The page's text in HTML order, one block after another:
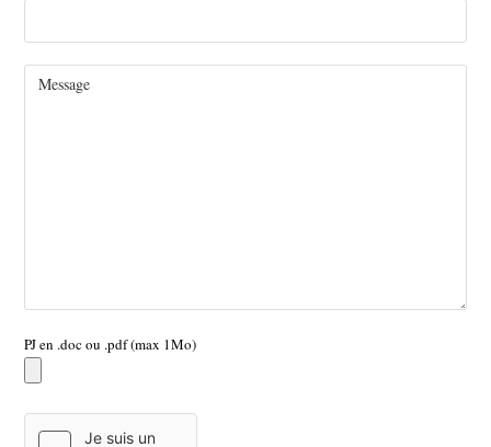
PJ en .doc ou .pdf (max 1Mo)